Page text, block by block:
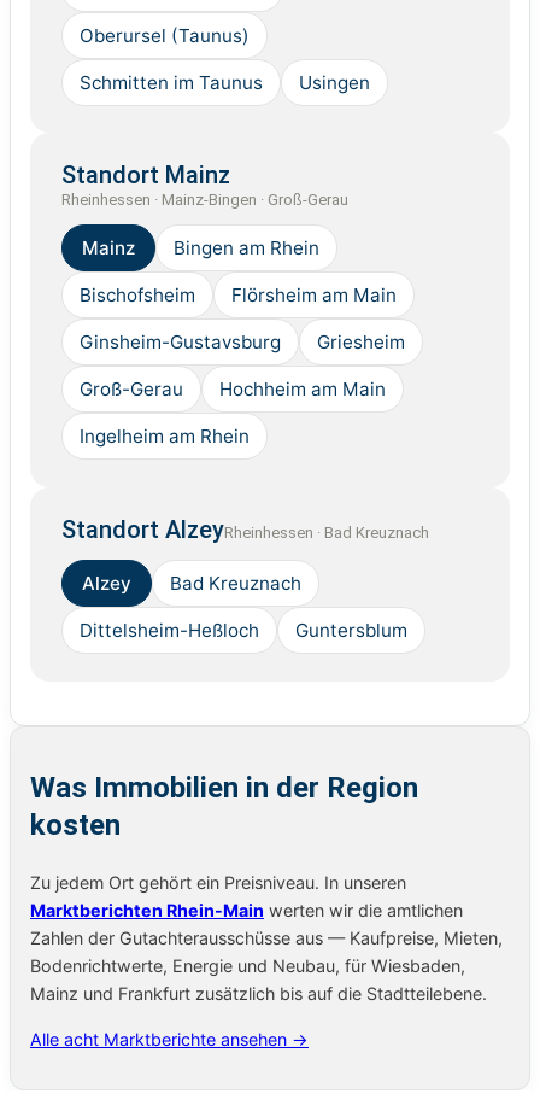
Oberursel (Taunus)
Schmitten im Taunus Usingen
Standort Mainz
Rheinhessen · Mainz-Bingen · Groß-Gerau
Mainz Bingen am Rhein
Bischofsheim Flörsheim am Main
Ginsheim-Gustavsburg Griesheim
Groß-Gerau Hochheim am Main
Ingelheim am Rhein
Standort AlzeyRheinhessen · Bad Kreuznach
Alzey Bad Kreuznach
Dittelsheim-Heßloch Guntersblum
Was Immobilien in der Region
kosten
Zu jedem Ort gehört ein Preisniveau. In unseren
Marktberichten Rhein-Main werten wir die amtlichen
Zahlen der Gutachterausschüsse aus — Kaufpreise, Mieten,
Bodenrichtwerte, Energie und Neubau, für Wiesbaden,
Mainz und Frankfurt zusätzlich bis auf die Stadtteilebene.
Alle acht Marktberichte ansehen →